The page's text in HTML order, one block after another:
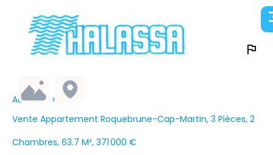
Accueil
Vente Appartement Roquebrune-Cap-Martin, 3 Pièces, 2
Chambres, 63.7 M², 371 000 €